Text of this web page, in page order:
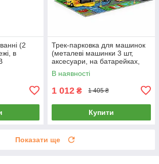
(2
в
Трек-парковка для машинок
(металеві машинки 3 шт,
аксесуари, на батарейках,
музика, світло) MH-626
В наявності
1 012 ₴ 1 405 ₴
Купити
Показати ще